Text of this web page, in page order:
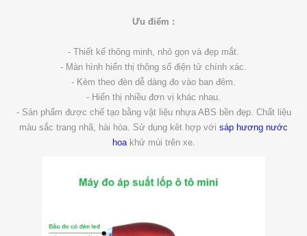
Ưu điểm :
- Thiết kế thông minh, nhỏ gọn và đẹp mắt.
- Màn hình hiển thị thông số điện tử chính xác.
- Kèm theo đèn dễ dàng đo vào ban đêm.
- Hiển thị nhiều đơn vị khác nhau.
- Sản phẩm được chế tạo bằng vật liệu nhựa ABS bền đẹp. Chất liệu
màu sắc trang nhã, hài hòa. Sử dụng kêt hợp với sáp hương nước
hoakhử mùi trên xe.